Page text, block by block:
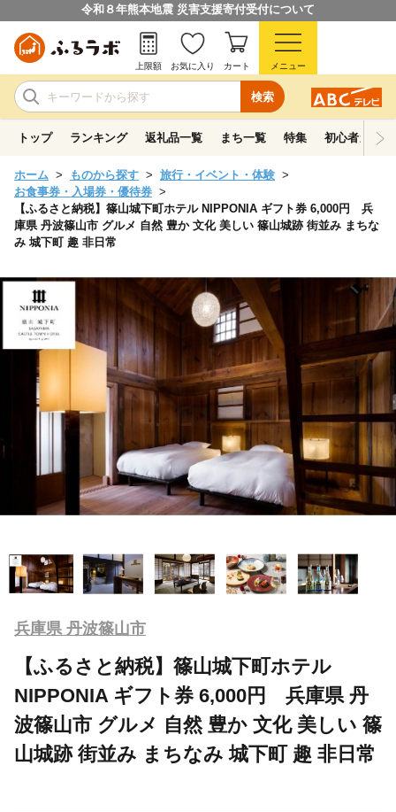
令和８年熊本地震 災害支援寄付受付について
検索
上限額 お気に入り カート メニュー
トップ ランキング 返礼品一覧 まち一覧 特集 初心者ガイド
ホーム ものから探す
旅行・イベント・体験
お食事券・入場券・優待券
【ふるさと納税】篠山城下町ホテル NIPPONIA ギフト券 6,000円 兵
庫県 丹波篠山市 グルメ 自然 豊か 文化 美しい 篠山城跡 街並み まちな
み 城下町 趣 非日常
兵庫県 丹波篠山市
【ふるさと納税】篠山城下町ホテル
NIPPONIA ギフト券 6,000円 兵庫県 丹
波篠山市 グルメ 自然 豊か 文化 美しい 篠
山城跡 街並み まちなみ 城下町 趣 非日常